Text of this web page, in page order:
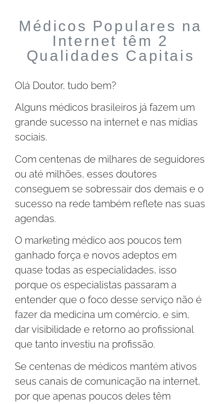
Médicos Populares na
Internet têm 2
Qualidades Capitais
Olá Doutor, tudo bem?
Alguns médicos brasileiros já fazem um
grande sucesso na internet e nas mídias
sociais.
Com centenas de milhares de seguidores
ou até milhões, esses doutores
conseguem se sobressair dos demais e o
sucesso na rede também reflete nas suas
agendas.
O marketing médico aos poucos tem
ganhado força e novos adeptos em
quase todas as especialidades, isso
porque os especialistas passaram a
entender que o foco desse serviço não é
fazer da medicina um comércio, e sim,
dar visibilidade e retorno ao profissional
que tanto investiu na profissão.
Se centenas de médicos mantém ativos
seus canais de comunicação na internet,
por que apenas poucos deles têm